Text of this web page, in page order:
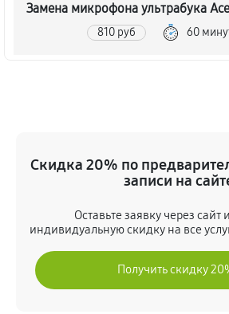
Замена микрофона ультрабука
810 руб 60
720 руб 60
640 руб 60
Замена HDD (замена жёсткого
380 руб 60
Скидка 20% по
записи на
Оставьте заявку через сайт
индивидуальную скидку на все
Получить скидку